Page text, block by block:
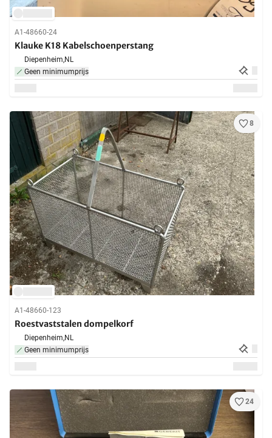
A1-48660-24
Klauke K18 Kabelschoenperstang
Diepenheim,NL
Geen minimumprijs
8
A1-48660-123
Roestvaststalen dompelkorf
Diepenheim,NL
Geen minimumprijs
24